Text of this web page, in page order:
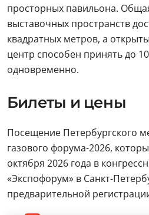
просторных павильона.
выставочных пространств
квадратных метров, а
центр способен принять до
одновременно.
Билеты и цены
Посещение Петербургского
газового форума-2026,
октября 2026 года в
«Экспофорум» в Санкт-
предварительной